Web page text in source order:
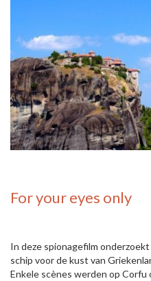
For your eyes only
In deze spionagefilm
schip voor de kust van
Enkele scènes werden op